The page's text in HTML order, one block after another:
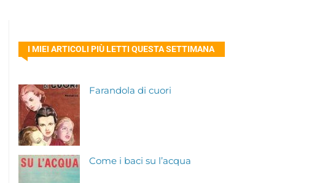
I MIEI ARTICOLI PIÙ LETTI QUESTA SETTIMANA
Farandola di cuori
Come i baci su l’acqua